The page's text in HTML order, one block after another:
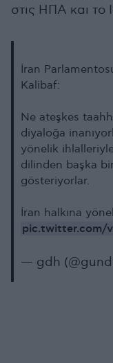
στις ΗΠΑ και το
İran
Kalibaf:
Ne ateşkes
diyaloğa
yönelik
dilinden başka bir
gösteriyorlar.
İran halkına
pic.twitter.com/
— gdh